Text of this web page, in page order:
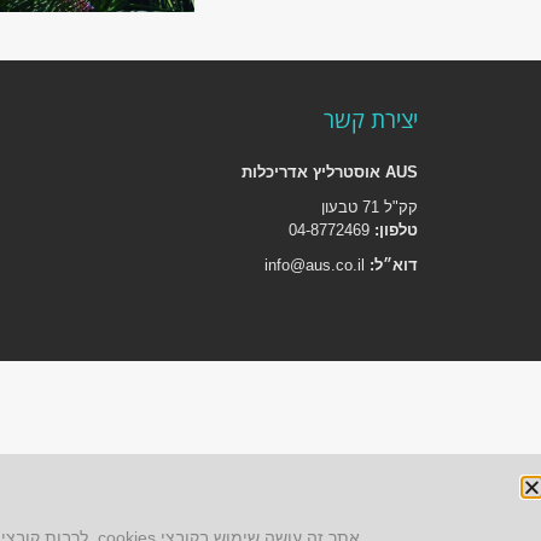
יצירת קשר
AUS אוסטרליץ אדריכלות
קק"ל 71 טבעון
טלפון:
דוא״ל: info@aus.co.il